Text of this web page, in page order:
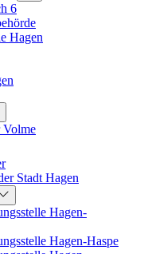
6
Hagen
Volme
Stadt Hagen
Hagen-
Hagen-Haspe